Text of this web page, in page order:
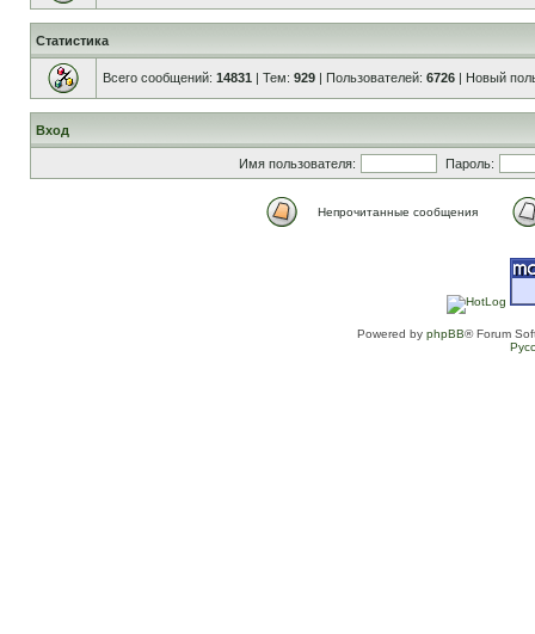
Статистика
Всего сообщений: 14831 | Тем: 929 | Пользователей: 6726 | Новый
Вход
Имя пользователя: Пароль:
Непрочитанные сообщения
Powered by phpBB® Forum